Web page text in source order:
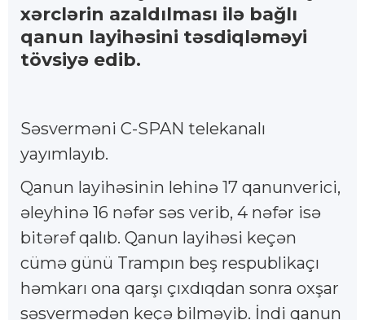
xərclərin azaldılması ilə bağlı
qanun layihəsini təsdiqləməyi
tövsiyə edib.
Səsverməni C-SPAN telekanalı
yayımlayıb.
Qanun layihəsinin lehinə 17 qanunverici,
əleyhinə 16 nəfər səs verib, 4 nəfər isə
bitərəf qalıb. Qanun layihəsi keçən
cümə günü Trampın beş respublikaçı
həmkarı ona qarşı çıxdıqdan sonra oxşar
səsvermədən keçə bilməyib. İndi qanun